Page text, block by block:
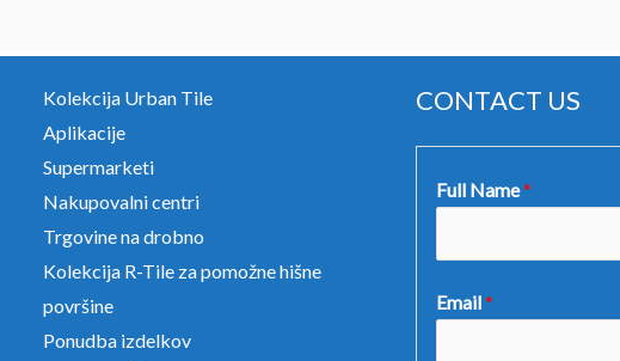
Kolekcija Urban Tile
Aplikacije
Supermarketi
Nakupovalni centri
Trgovine na drobno
Kolekcija R-Tile za pomožne hišne
površine
Ponudba izdelkov
CONTACT US
Full Name*
Email*